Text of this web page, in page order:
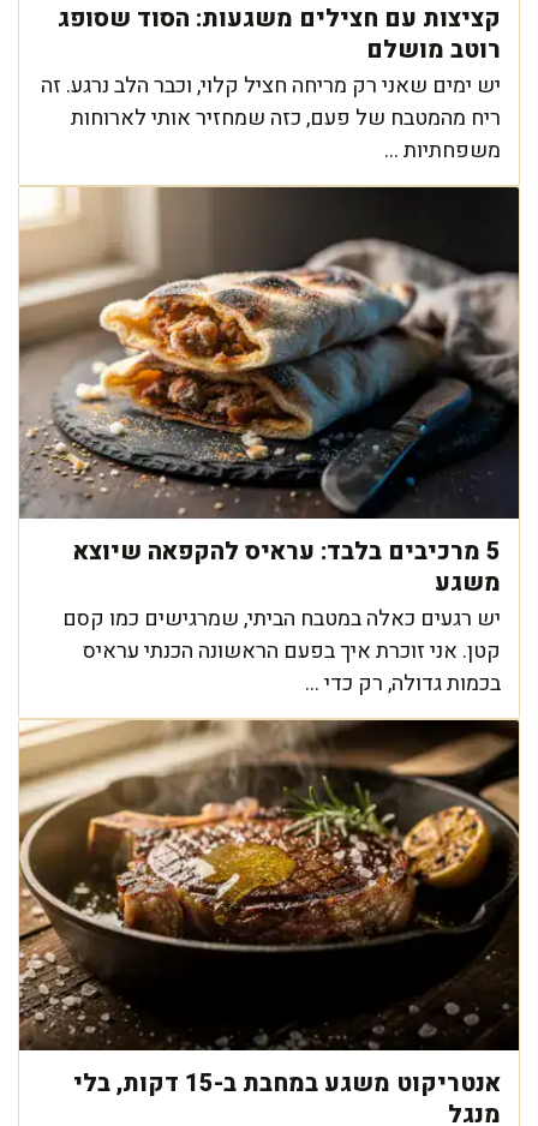
קציצות עם חצילים משגעות: הסוד שסופג
רוטב מושלם
יש ימים שאני רק מריחה חציל קלוי, וכבר הלב נרגע. זה
ריח מהמטבח של פעם, כזה שמחזיר אותי לארוחות
משפחתיות ...
5 מרכיבים בלבד: עראיס להקפאה שיוצא
משגע
יש רגעים כאלה במטבח הביתי, שמרגישים כמו קסם
קטן. אני זוכרת איך בפעם הראשונה הכנתי עראיס
בכמות גדולה, רק כדי ...
אנטריקוט משגע במחבת ב-15 דקות, בלי
מנגל